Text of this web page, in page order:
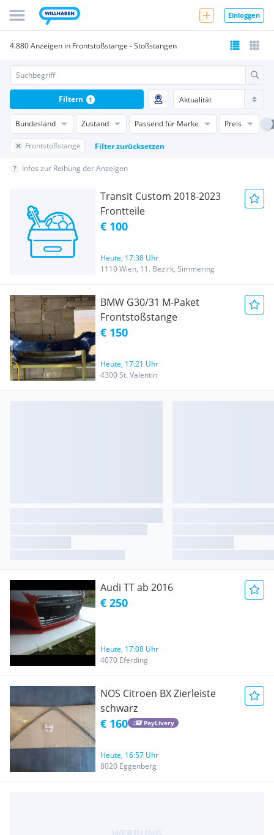
Einloggen
4.880 Anzeigen in Frontstoßstange - Stoßstangen
Bundesland Zustand Passend für Marke Preis
Frontstoßstange Filter zurücksetzen
Filtern 1
Infos zur Reihung der Anzeigen
Transit Custom 2018-2023
Frontteile
€ 100
Heute, 17:38 Uhr
1110 Wien, 11. Bezirk, Simmering
BMW G30/31 M-Paket
Frontstoßstange
€ 150
Heute, 17:21 Uhr
4300 St. Valentin
Audi TT ab 2016
€ 250
Heute, 17:08 Uhr
4070 Eferding
NOS Citroen BX Zierleiste
schwarz
€ 160 PayLivery
Heute, 16:57 Uhr
8020 Eggenberg